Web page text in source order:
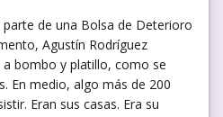
de una Bolsa de Deterioro
Agustín Rodríguez
a bombo y platillo, como se
En medio, algo más de 200
Eran sus casas. Era su